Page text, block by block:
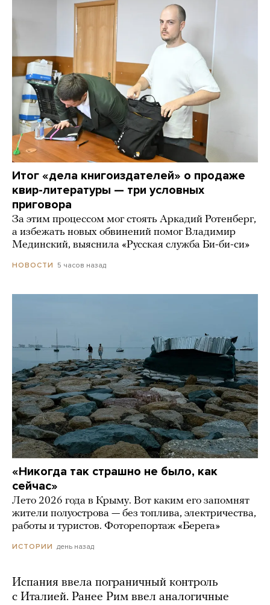
Итог «дела книгоиздателей» о продаже
квир-литературы — три условных
приговора
За этим процессом мог стоять Аркадий Ротенберг,
а избежать новых обвинений помог Владимир
Мединский, выяснила «Русская служба Би-би-си»
НОВОСТИ 5 часов назад
«Никогда так страшно не было, как
сейчас»
Лето 2026 года в Крыму. Вот каким его запомнят
жители полуострова — без топлива, электричества,
работы и туристов. Фоторепортаж «Берега»
ИСТОРИИ день назад
Испания ввела пограничный контроль
с Италией. Ранее Рим ввел аналогичные